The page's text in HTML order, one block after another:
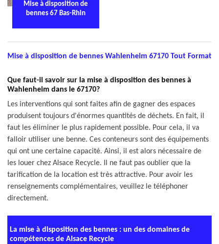
Mise à disposition de
bennes 67 Bas-Rhin
Mise à disposition de bennes Wahlenheim 67170 Tout Format
Que faut-il savoir sur la mise à disposition des bennes à
Wahlenheim dans le 67170?
Les interventions qui sont faites afin de gagner des espaces
produisent toujours d'énormes quantités de déchets. En fait, il
faut les éliminer le plus rapidement possible. Pour cela, il va
falloir utiliser une benne. Ces conteneurs sont des équipements
qui ont une certaine capacité. Ainsi, il est alors nécessaire de
les louer chez Alsace Recycle. Il ne faut pas oublier que la
tarification de la location est très attractive. Pour avoir les
renseignements complémentaires, veuillez le téléphoner
directement.
La mise à disposition des bennes : un des domaines de
compétences de Alsace Recycle